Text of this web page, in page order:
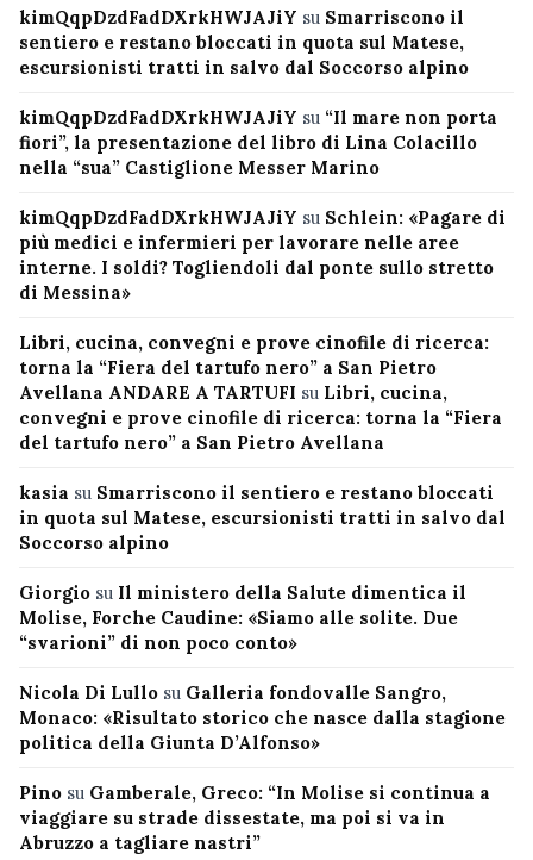
kimQqpDzdFadDXrkHWJAJiY su Smarriscono il
sentiero e restano bloccati in quota sul Matese,
escursionisti tratti in salvo dal Soccorso alpino
kimQqpDzdFadDXrkHWJAJiY su “Il mare non porta
fiori”, la presentazione del libro di Lina Colacillo
nella “sua” Castiglione Messer Marino
kimQqpDzdFadDXrkHWJAJiY su Schlein: «Pagare di
più medici e infermieri per lavorare nelle aree
interne. I soldi? Togliendoli dal ponte sullo stretto
di Messina»
Libri, cucina, convegni e prove cinofile di ricerca:
torna la “Fiera del tartufo nero” a San Pietro
Avellana ANDARE A TARTUFI su Libri, cucina,
convegni e prove cinofile di ricerca: torna la “Fiera
del tartufo nero” a San Pietro Avellana
kasia su Smarriscono il sentiero e restano bloccati
in quota sul Matese, escursionisti tratti in salvo dal
Soccorso alpino
Giorgio su Il ministero della Salute dimentica il
Molise, Forche Caudine: «Siamo alle solite. Due
“svarioni” di non poco conto»
Nicola Di Lullo su Galleria fondovalle Sangro,
Monaco: «Risultato storico che nasce dalla stagione
politica della Giunta D’Alfonso»
Pino su Gamberale, Greco: “In Molise si continua a
viaggiare su strade dissestate, ma poi si va in
Abruzzo a tagliare nastri”